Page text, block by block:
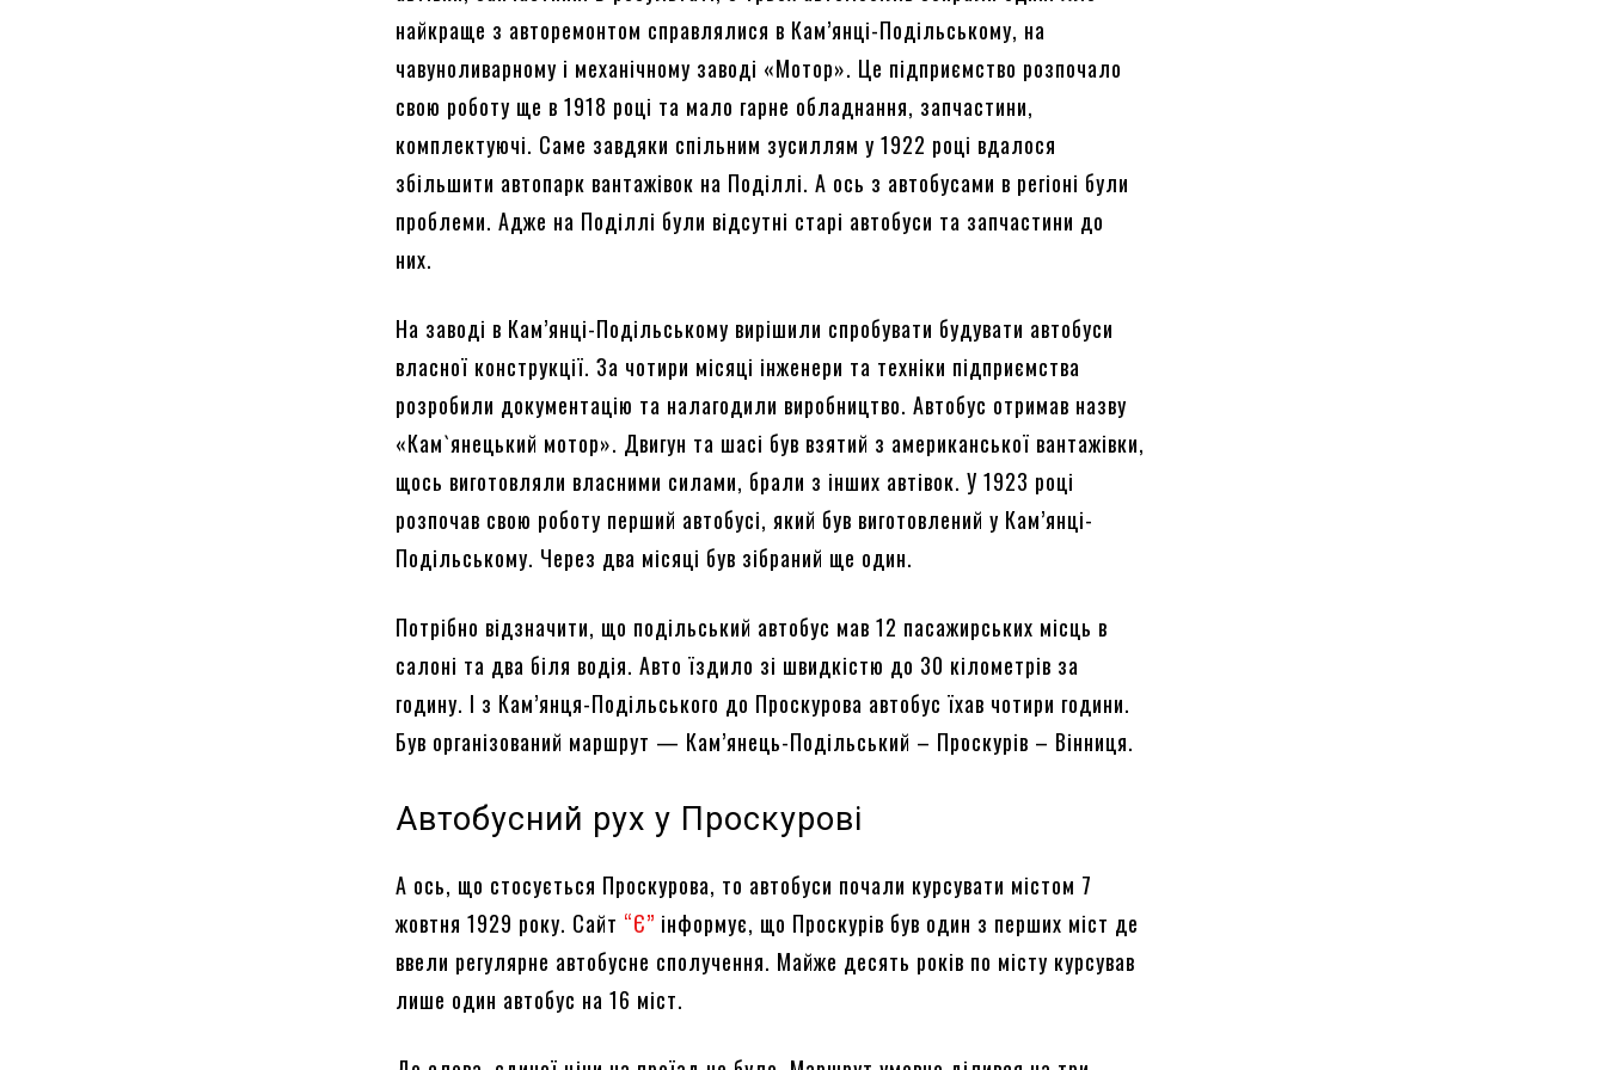
найкраще з авторемонтом справлялися в Кам’янці-Подільському, на
чавуноливарному і механічному заводі «Мотор». Це підприємство розпочало
свою роботу ще в 1918 році та мало гарне обладнання, запчастини,
комплектуючі. Саме завдяки спільним зусиллям у 1922 році вдалося
збільшити автопарк вантажівок на Поділлі. А ось з автобусами в регіоні були
проблеми. Адже на Поділлі були відсутні старі автобуси та запчастини до
них.
На заводі в Кам’янці-Подільському вирішили спробувати будувати автобуси
власної конструкції. За чотири місяці інженери та техніки підприємства
розробили документацію та налагодили виробництво. Автобус отримав назву
«Кам`янецький мотор». Двигун та шасі був взятий з американської вантажівки,
щось виготовляли власними силами, брали з інших автівок. У 1923 році
розпочав свою роботу перший автобусі, який був виготовлений у Кам’янці-
Подільському. Через два місяці був зібраний ще один.
Потрібно відзначити, що подільський автобус мав 12 пасажирських місць в
салоні та два біля водія. Авто їздило зі швидкістю до 30 кілометрів за
годину. І з Кам’янця-Подільського до Проскурова автобус їхав чотири години.
Був організований маршрут — Кам’янець-Подільський – Проскурів – Вінниця.
Автобусний рух у Проскурові
А ось, що стосується Проскурова, то автобуси почали курсувати містом 7
жовтня 1929 року. Сайт “Є” інформує, що Проскурів був один з перших міст де
ввели регулярне автобусне сполучення. Майже десять років по місту курсував
лише один автобус на 16 міст.